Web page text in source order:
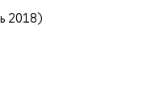
2018)